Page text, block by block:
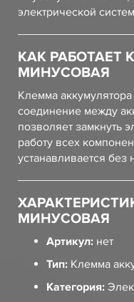
электрической
КАК РАБОТАЕТ
МИНУСОВАЯ
Клемма
соединение между
позволяет замкнуть
работу всех
устанавливается без
МИНУСОВАЯ
Артикул: нет
Тип: Клемма
Категория: